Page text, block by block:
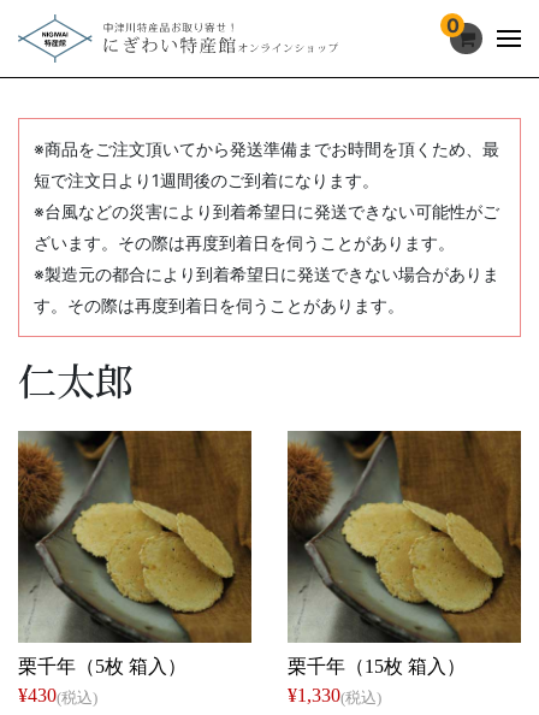
0
※商品をご注文頂いてから発送準備までお時間を頂くため、最
短で注文日より1週間後のご到着になります。
※台風などの災害により到着希望日に発送できない可能性がご
ざいます。その際は再度到着日を伺うことがあります。
※製造元の都合により到着希望日に発送できない場合がありま
す。その際は再度到着日を伺うことがあります。
仁太郎
仁太郎
栗千年（5枚 箱入）
¥430(税込)
仁太郎
栗千年（15枚 箱入）
¥1,330(税込)